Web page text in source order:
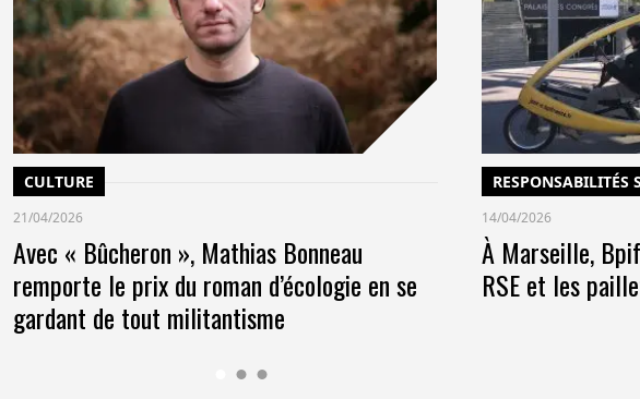
CULTURE
21/04/2026
Avec « Bûcheron », Mathias Bonneau
remporte le prix du roman d’écologie en se
gardant de tout militantisme
RESPONSABILITÉS
14/04/2026
À Marseille,
RSE et les